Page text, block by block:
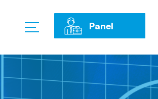
Panel